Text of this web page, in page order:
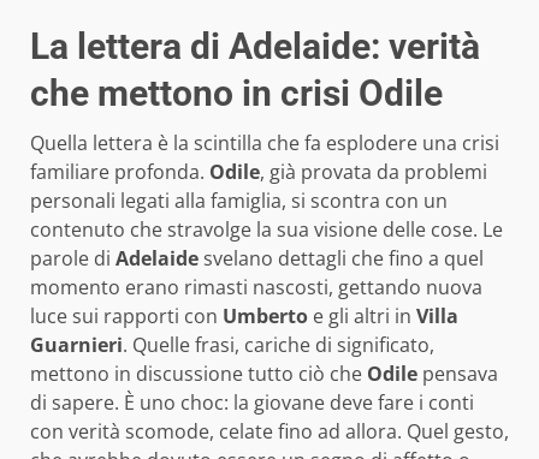
La lettera di Adelaide: verità
che mettono in crisi Odile
Quella lettera è la scintilla che fa esplodere una crisi
familiare profonda. Odile, già provata da problemi
personali legati alla famiglia, si scontra con un
contenuto che stravolge la sua visione delle cose. Le
parole di Adelaidesvelano dettagli che fino a quel
momento erano rimasti nascosti, gettando nuova
luce sui rapporti con Umberto e gli altri in Villa
Guarnieri. Quelle frasi, cariche di significato,
mettono in discussione tutto ciò che Odile pensava
di sapere. È uno choc: la giovane deve fare i conti
con verità scomode, celate fino ad allora. Quel gesto,